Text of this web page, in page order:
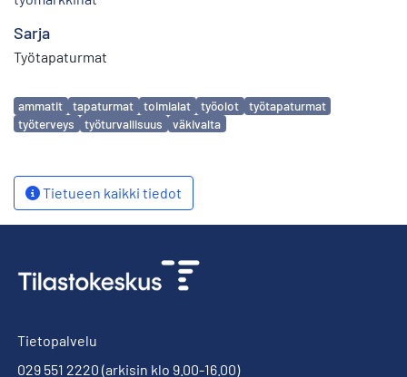
Sarja
Työtapaturmat
Avainsanat
ammatit tapaturmat toimialat työolot
työtapaturmat
työterveys
työturvallisuus väkivalta
Tietueen kaikki tiedot
Tietopalvelu
029 551 2220 (arkisin klo 9.00-16.00)